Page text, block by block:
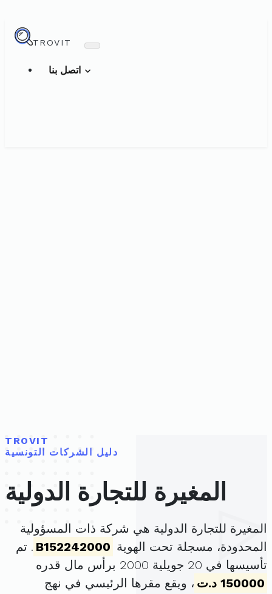
TROVIT
TROVIT
دليل الشركات التونسية
المغيرة للتجارة الدولية
المغيرة للتجارة الدولية هي شركة ذات المسؤولية
المحدودة، مسجلة تحت الهوية B152242000 . تم
تأسيسها في 20 جويلية 2000 برأس مال قدره
150000 د.ت
، ويقع مقرها الرئيسي في نهج